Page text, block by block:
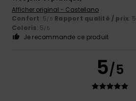
Afficher original - Castellano
Confort: 5/5 Rapport qualité / prix: 5
Coloris: 5/5
Je recommande ce produit
5/5